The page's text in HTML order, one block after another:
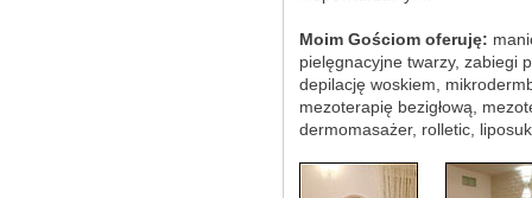
Moim Gościom oferuję:
pielęgnacyjne twarzy, zabiegi
depilację woskiem,
mezoterapię bezigłową,
dermomasażer, rolletic,